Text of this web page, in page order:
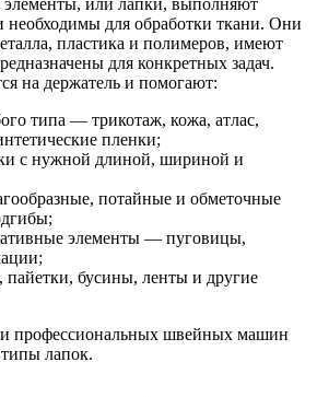
или лапки, выполняют
для обработки ткани. Они
пластика и полимеров, имеют
для конкретных задач.
на держатель и помогают:
типа — трикотаж, кожа, атлас,
пленки;
с нужной длиной, шириной и
потайные и обметочные
элементы — пуговицы,
пайетки, бусины, ленты и другие
профессиональных швейных машин
лапок.